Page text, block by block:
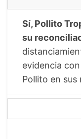
Sí, Pollito
su
evidencia
Pollito en sus